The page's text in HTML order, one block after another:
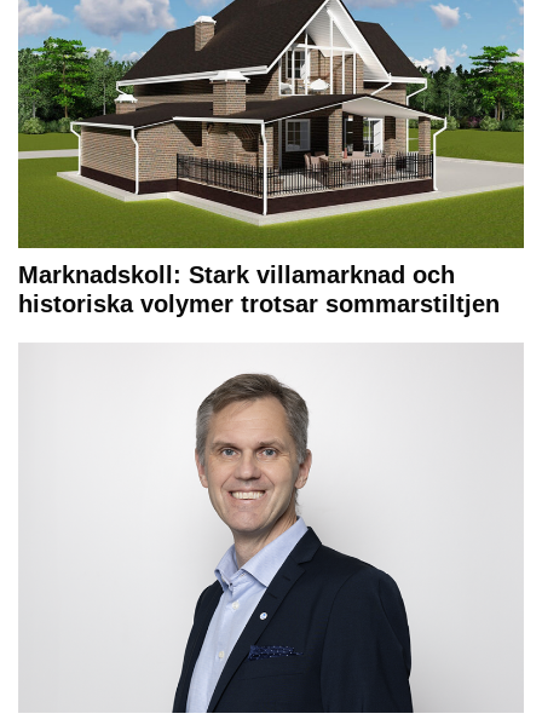
Marknadskoll: Stark villamarknad och
historiska volymer trotsar sommarstiltjen